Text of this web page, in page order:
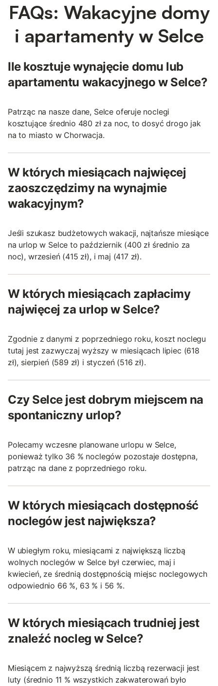
FAQs: Wakacyjne domy
i apartamenty w Selce
Ile kosztuje wynajęcie domu lub
apartamentu wakacyjnego w Selce?
Patrząc na nasze dane, Selce oferuje noclegi
kosztujące średnio 480 zł za noc, to dosyć drogo jak
na to miasto w Chorwacja.
W których miesiącach najwięcej
zaoszczędzimy na wynajmie
wakacyjnym?
Jeśli szukasz budżetowych wakacji, najtańsze miesiące
na urlop w Selce to październik (400 zł średnio za
noc), wrzesień (415 zł), i maj (417 zł).
W których miesiącach zapłacimy
najwięcej za urlop w Selce?
Zgodnie z danymi z poprzedniego roku, koszt noclegu
tutaj jest zazwyczaj wyższy w miesiącach lipiec (618
zł), sierpień (589 zł) i styczeń (516 zł).
Czy Selce jest dobrym miejscem na
spontaniczny urlop?
Polecamy wczesne planowane urlopu w Selce,
ponieważ tylko 36 % noclegów pozostaje dostępna,
patrząc na dane z poprzedniego roku.
W których miesiącach dostępność
noclegów jest największa?
W ubiegłym roku, miesiącami z największą liczbą
wolnych noclegów w Selce był czerwiec, maj i
kwiecień, ze średnią dostępnością miejsc noclegowych
odpowiednio 66 %, 63 % i 56 %.
W których miesiącach trudniej jest
znaleźć nocleg w Selce?
Miesiącem z najwyższą średnią liczbą rezerwacji jest
luty (średnio 11 % wszystkich zakwaterowań było